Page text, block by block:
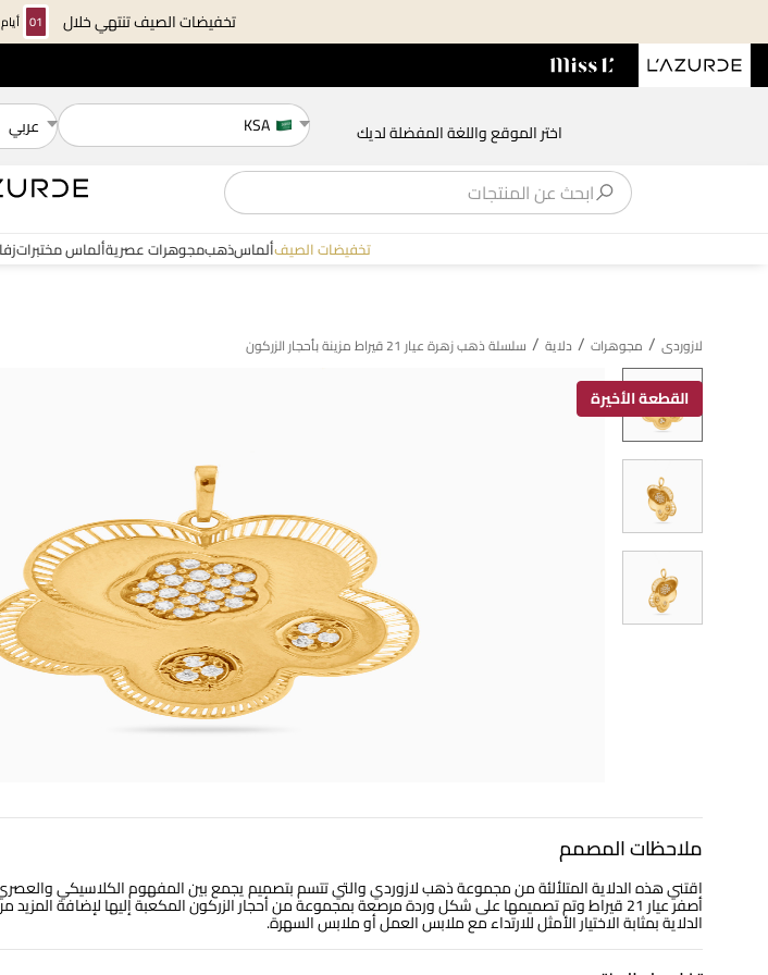
تخفيضات الصيف تنتهي خلال 01 أيام
اختر الموقع واللغة المفضلة لديك KSA عربي
تخفيضات الصيفألماسذهبمجوهرات عصريةألماس مختبرات
لازوردى / مجوهرات / دلاية / سلسلة ذهب زهرة عيار 21 قيراط مزينة بأحجار الزركون
القطعة الأخيرة
ملاحظات المصمم
اقتني هذه الدلاية المتلألئة من مجموعة ذهب لازوردي والتي تتسم بتصميم يجمع بين المفهوم الكلاسيكي
أصفر عيار 21 قيراط وتم تصميمها على شكل وردة مرصعة بمجموعة من أحجار الزركون المكعبة إليها لإضافة
الدلاية بمثابة الاختيار الأمثل للارتداء مع ملابس العمل أو ملابس السهرة.